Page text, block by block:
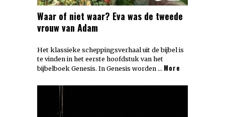
Waar of niet waar? Eva was de tweede
vrouw van Adam
Het klassieke scheppingsverhaal uit de bijbel is
te vinden in het eerste hoofdstuk van het
bijbelboek Genesis. In Genesis worden … More